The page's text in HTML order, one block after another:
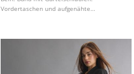
Vordertaschen und aufgenähte